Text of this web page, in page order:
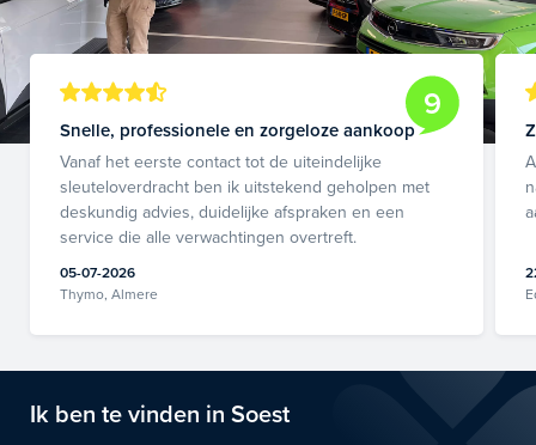
9
Snelle, professionele en zorgeloze aankoop
Vanaf het eerste contact tot de uiteindelijke
sleuteloverdracht ben ik uitstekend geholpen met
deskundig advies, duidelijke afspraken en een
service die alle verwachtingen overtreft.
05-07-2026
Thymo, Almere
Ik ben te vinden in Soest